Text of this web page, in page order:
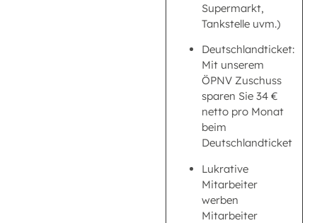
Supermarkt,
Tankstelle uvm.)
Deutschlandticket:
Mit unserem
ÖPNV Zuschuss
sparen Sie 34 €
netto pro Monat
beim
Deutschlandticket
Lukrative
Mitarbeiter
werben
Mitarbeiter